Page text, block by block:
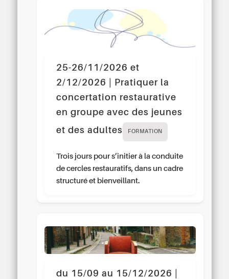
25-26/11/2026 et
2/12/2026 | Pratiquer la
concertation restaurative
en groupe avec des jeunes
et des adultes
FORMATION
Trois jours pour s’initier à la conduite
de cercles restauratifs, dans un cadre
structuré et bienveillant.
du 15/09 au 15/12/2026 |